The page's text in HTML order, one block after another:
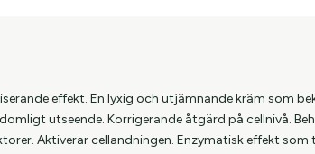
effekt. En lyxig och utjämnande kräm som
utseende. Korrigerande åtgärd på cellnivå.
Aktiverar cellandningen. Enzymatisk effekt som